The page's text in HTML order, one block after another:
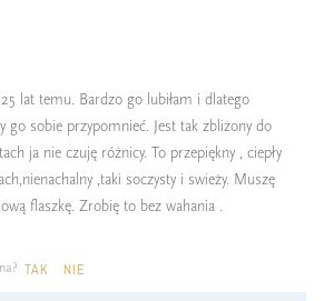
25 lat temu. Bardzo go lubiłam i dlatego
go sobie przypomnieć. Jest tak zbliżony do
ja nie czuję różnicy. To przepiękny , ciepły
,taki soczysty i swieży. Muszę
flaszkę. Zrobię to bez wahania .
TAK NIE